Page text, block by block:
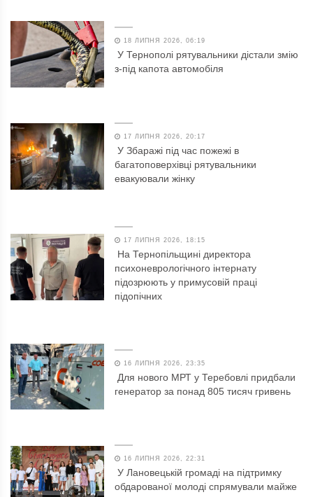
18 ЛИПНЯ 2026, 06:19
У Тернополі рятувальники дістали змію
з-під капота автомобіля
17 ЛИПНЯ 2026, 20:17
У Збаражі під час пожежі в
багатоповерхівці рятувальники
евакуювали жінку
17 ЛИПНЯ 2026, 18:15
На Тернопільщині директора
психоневрологічного інтернату
підозрюють у примусовій праці
підопічних
16 ЛИПНЯ 2026, 23:35
Для нового МРТ у Теребовлі придбали
генератор за понад 805 тисяч гривень
16 ЛИПНЯ 2026, 22:31
У Лановецькій громаді на підтримку
обдарованої молоді спрямували майже